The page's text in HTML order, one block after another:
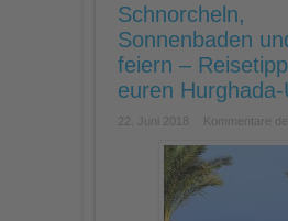
Schnorcheln,
Sonnenbaden
feiern –
euren Hurghada-
22. Juni 2018 Kommentare